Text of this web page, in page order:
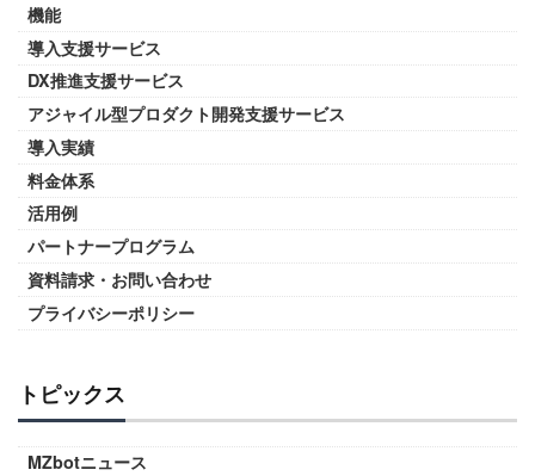
機能
導入支援サービス
DX推進支援サービス
アジャイル型プロダクト開発支援サービス
導入実績
料金体系
活用例
パートナープログラム
資料請求・お問い合わせ
プライバシーポリシー
トピックス
MZbotニュース